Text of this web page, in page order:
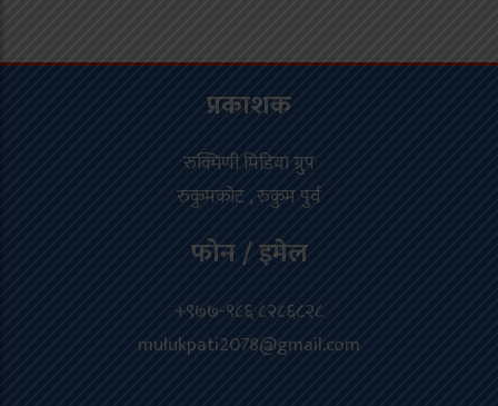
प्रकाशक
रुक्मिणी मिडिया ग्रुप
रुकुमकोट , रुकुम पुर्व
फोन / इमेल
+९७७-९८६ ८२८६८२८
mulukpati2078@gmail.com